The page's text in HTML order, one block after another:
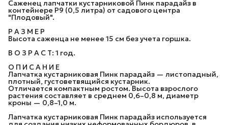
Саженец лапчатки кустарниковой Пинк парадайз в
контейнере P9 (0,5 литра) от садового центра
"Плодовый".
Р А З М Е Р
Высота саженца не менее 15 см без учета горшка.
В О З Р А С Т: 1 год.
О П И С А Н И Е
Лапчатка кустарниковая Пинк парадайз — листопадный,
плотный, густоветвящийся кустарник.
Отличается компактным ростом. Высота взрослого
растения составляет в среднем 0,6–0,8 м, диаметр
кроны — 0,8–1,0 м.
Лапчатка кустарниковая Пинк парадайз используется